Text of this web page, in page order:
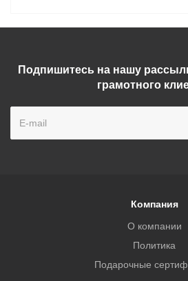
Подпишитесь на нашу
грамотного
Компания
О компании
Политика
Подарочные